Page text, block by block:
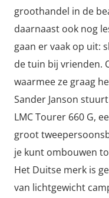
groothandel in de
daarnaast ook nog
gaan er vaak op uit:
de tuin bij vrienden.
waarmee ze graag
Sander Janson
LMC Tourer 660 G,
groot
je kunt ombouwen
Het Duitse merk is
van lichtgewicht